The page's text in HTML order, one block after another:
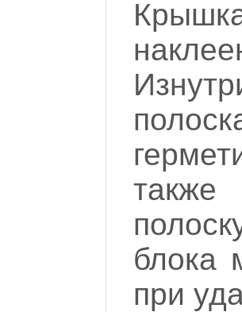
блока
при